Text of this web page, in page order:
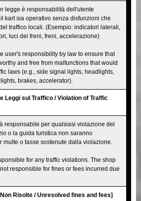
legge è responsabilità dell'utente
kart sia operativo senza disfunzioni che
traffico locali. (Esempio: indicatori laterali,
luci dei freni, freni, accelerazione)
user's responsibility by law to ensure that
and free from malfunctions that would
laws (e.g., side signal lights, headlights,
brakes, accelerator).
Leggi sul Traffico / Violation of Traffic
responsabile per qualsiasi violazione del
o la guida turistica non saranno
multe o tasse sostenute dalla violazione.
for any traffic violations. The shop
responsible for fines or fees incurred due
Risolte / Unresolved fines and fees]